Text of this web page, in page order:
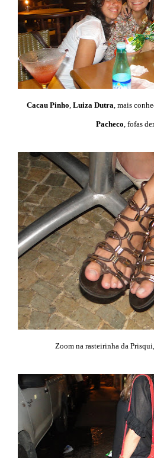
Cacau Pinho Luiza Dutra , mais
Pacheco , fofas
Zoom na rasteirinha da